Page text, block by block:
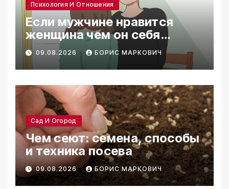
Психология И Отношения
Если мужчине нравится
женщина чем он себя
выдает
09.08.2026 БОРИС МАРКОВИЧ
Сад И Огород
Чем сеют: семена, способы
и техника посева
09.08.2026 БОРИС МАРКОВИЧ